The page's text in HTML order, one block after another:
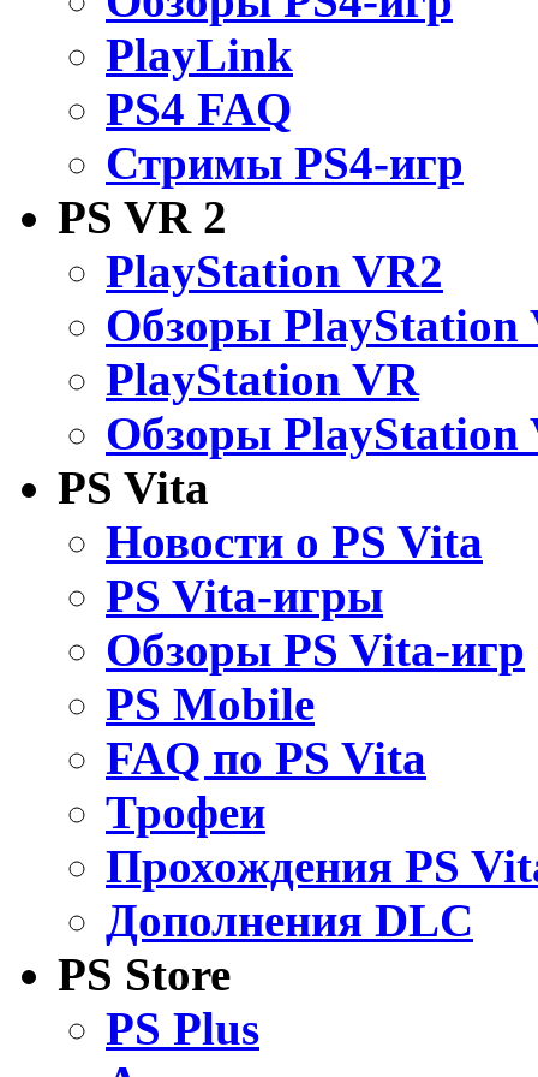
PlayLink
PS4 FAQ
Стримы PS4-игр
PS VR 2
PlayStation VR2
Обзоры PlayStation
PlayStation VR
Обзоры PlayStation
PS Vita
Новости о PS Vita
PS Vita-игры
Обзоры PS Vita-игр
PS Mobile
FAQ по PS Vita
Трофеи
Прохождения PS
Дополнения DLC
PS Store
PS Plus